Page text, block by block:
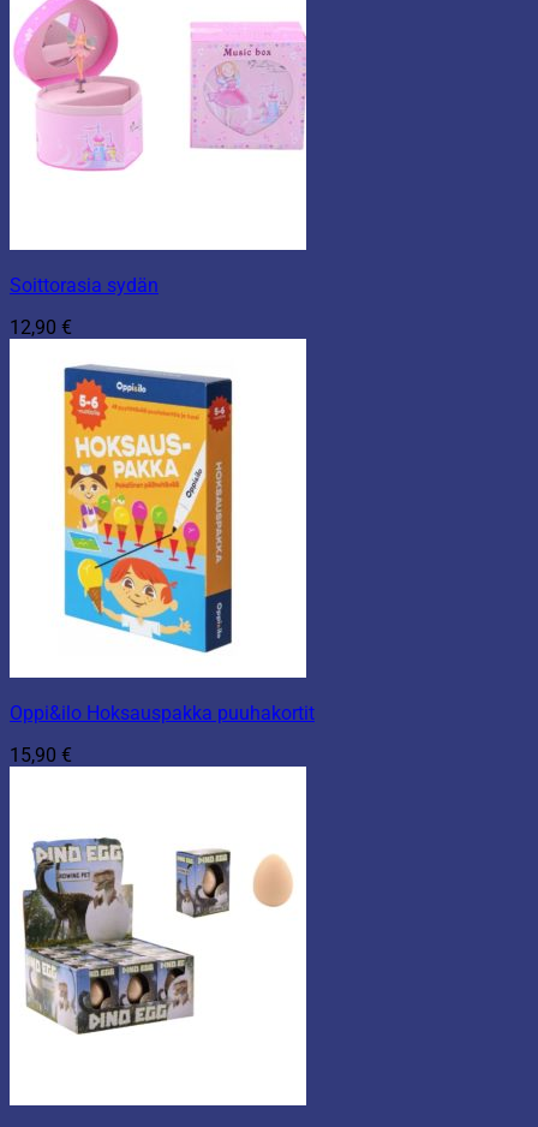
Soittorasia sydän
12,90 €
Oppi&ilo Hoksauspakka puuhakortit
15,90 €